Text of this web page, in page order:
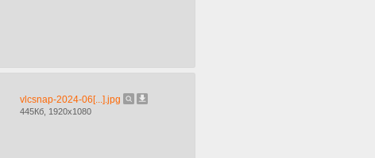
vlcsnap-2024-06[...].jpg
445Кб, 1920x1080